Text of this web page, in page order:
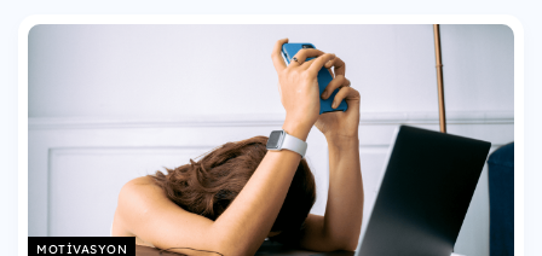
MOTIVASYON